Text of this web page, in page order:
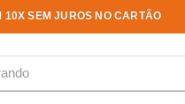
10X SEM JUROS NO CARTÃO